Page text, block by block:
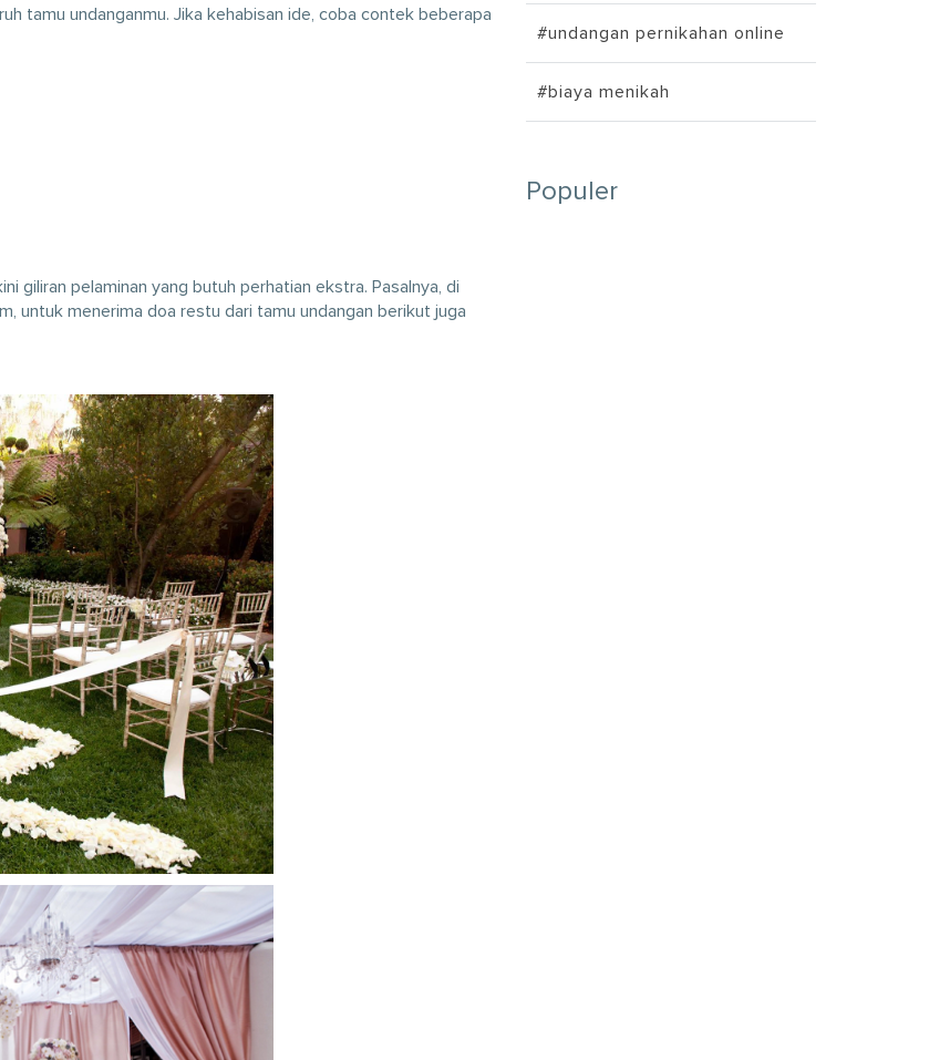
tamu undanganmu. Jika kehabisan ide, coba contek beberapa
giliran pelaminan yang butuh perhatian ekstra. Pasalnya, di
untuk menerima doa restu dari tamu undangan berikut juga
#undangan pernikahan online
#biaya menikah
Populer